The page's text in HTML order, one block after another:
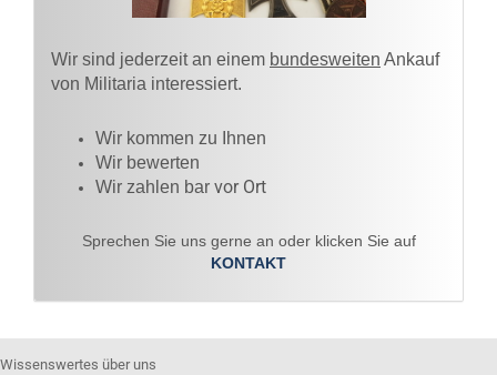
Wir sind jederzeit an einem bundesweiten Ankauf
von Militaria interessiert.
Wir kommen zu Ihnen​
Wir bewerten
Wir zahlen bar vor Ort
Sprechen Sie uns gerne an oder klicken Sie auf
KONTAKT
Wissenswertes über uns